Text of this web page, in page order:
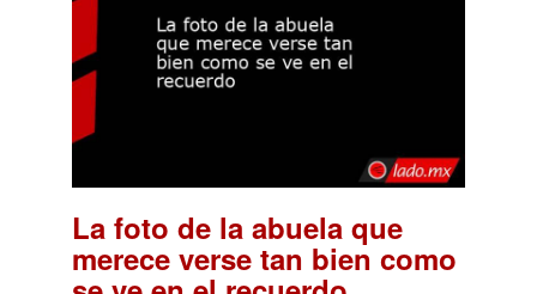
La foto de la abuela que
merece verse tan bien como